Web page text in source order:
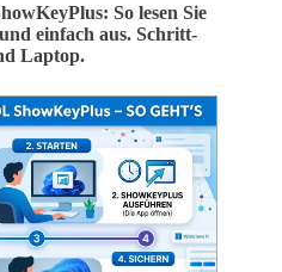
So lesen Sie
einfach aus. Schritt-
Laptop.